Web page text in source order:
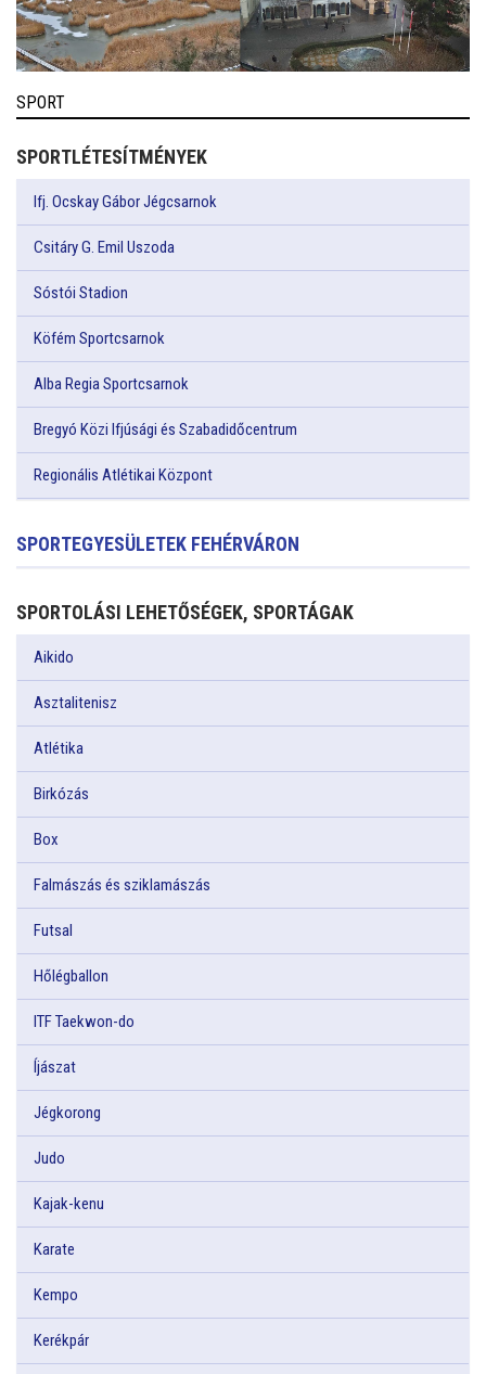
SPORT
SPORTLÉTESÍTMÉNYEK
Ifj. Ocskay Gábor Jégcsarnok
Csitáry G. Emil Uszoda
Sóstói Stadion
Köfém Sportcsarnok
Alba Regia Sportcsarnok
Bregyó Közi Ifjúsági és Szabadidőcentrum
Regionális Atlétikai Központ
SPORTEGYESÜLETEK FEHÉRVÁRON
SPORTOLÁSI LEHETŐSÉGEK, SPORTÁGAK
Aikido
Asztalitenisz
Atlétika
Birkózás
Box
Falmászás és sziklamászás
Futsal
Hőlégballon
ITF Taekwon-do
Íjászat
Jégkorong
Judo
Kajak-kenu
Karate
Kempo
Kerékpár